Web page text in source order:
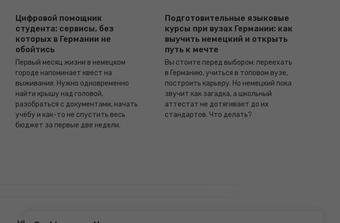
Цифровой помощник
студента: сервисы, без
которых в Германии не
обойтись
Первый месяц жизни в немецком
городе напоминает квест на
выживание. Нужно одновременно
найти крышу над головой,
разобраться с документами, начать
учёбу и как-то не спустить весь
бюджет за первые две недели.
Подготовительные языковые
курсы при вузах Германии: как
выучить немецкий и открыть
путь к мечте
Вы стоите перед выбором: переехать
в Германию, учиться в топовом вузе,
построить карьеру. Но немецкий пока
звучит как загадка, а школьный
аттестат не дотягивает до их
стандартов. Что делать?